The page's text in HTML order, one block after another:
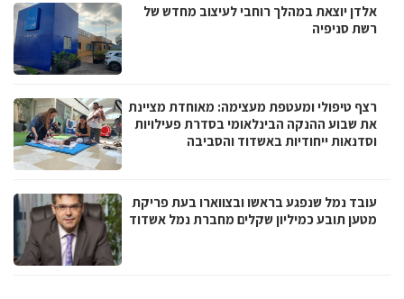
אלדן יוצאת במהלך רוחבי לעיצוב מחדש של
רשת סניפיה
רצף טיפולי ומעטפת מעצימה: מאוחדת מציינת
את שבוע ההנקה הבינלאומי בסדרת פעילויות
וסדנאות ייחודיות באשדוד והסביבה
עובד נמל שנפגע בראשו ובצווארו בעת פריקת
מטען תובע כמיליון שקלים מחברת נמל אשדוד